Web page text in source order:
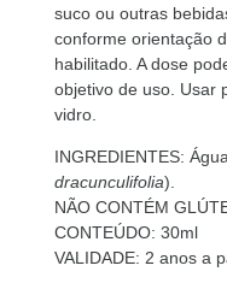
suco ou outras
conforme orientação
habilitado. A dose
objetivo de uso. Usar
vidro.
INGREDIENTES:
dracunculifolia).
NÃO CONTÉM
CONTEÚDO: 30ml
VALIDADE: 2 anos a